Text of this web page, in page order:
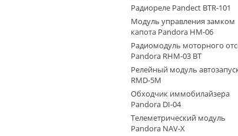
Радиореле Pandect BTR-101
Модуль управления замком
капота Pandora HM-06
Радиомодуль моторного
Pandora RHM-03 BT
Релейный модуль
RMD-5M
Обходчик иммобилайзера
Pandora DI-04
Телеметрический модуль
Pandora NAV-X